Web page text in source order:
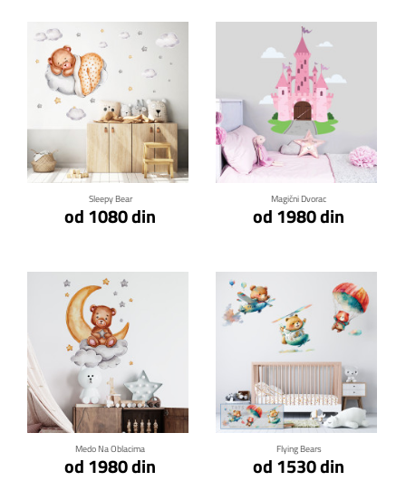
Sleepy Bear
od 1080 din
Klikni za detalje
Magični Dvorac
od 1980 din
Klikni za detalje
Medo Na Oblacima
od 1980 din
Klikni za detalje
Flying Bears
od 1530 din
Klikni za detalje